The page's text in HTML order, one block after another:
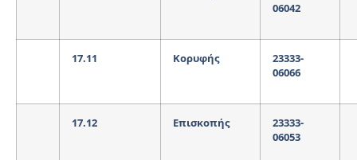
06042
17.11 Κορυφής
23333-
06066
17.12 Επισκοπής
23333-
06053